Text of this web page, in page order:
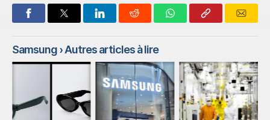
Samsung› Autres articles à lire